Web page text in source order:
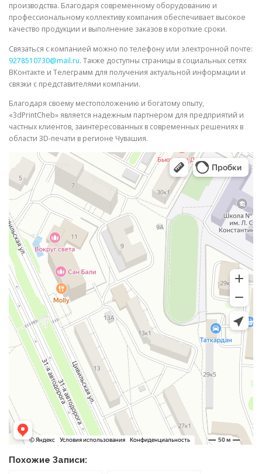
производства. Благодаря современному оборудованию и
профессиональному коллективу компания обеспечивает высокое
качество продукции и выполнение заказов в короткие сроки.
Связаться с компанией можно по телефону или электронной почте:
9278510730@mail.ru. Также доступны страницы в социальных сетях
ВКонтакте и Телеграмм для получения актуальной информации и
связки с представителями компании.
Благодаря своему местоположению и богатому опыту,
«3dPrintCheb» является надежным партнером для предприятий и
частных клиентов, заинтересованных в современных решениях в
области 3D-печати в регионе Чувашия.
Похожие Записи: